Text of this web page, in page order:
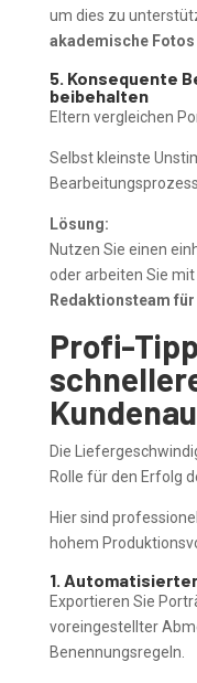
um dies zu
akademische Fotos
5. Konsequente
beibehalten
Eltern vergleichen
Selbst kleinste
Lösung:
Nutzen Sie einen
oder arbeiten Sie
Redaktionsteam
Profi-
Die
Rolle für den Erfolg
Hier sind
hohem
1.
Exportieren Sie
voreingestellter
Benennungsregeln.